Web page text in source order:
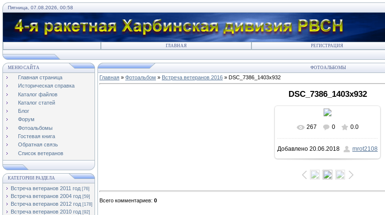
Пятница, 07.08.2026, 00:58
ГЛАВНАЯ РЕГИСТРАЦИЯ
МЕНЮ САЙТА
Главная страница
Историческая справка
Каталог файлов
Каталог статей
Блог
Форум
Фотоальбомы
Гостевая книга
Обратная связь
Список ветеранов
КАТЕГОРИИ РАЗДЕЛА
Встреча ветеранов 2011 год [76]
Встреча ветеранов 2004 год [59]
Встреча ветеранов 2012 год [178]
Встреча ветеранов 2010 год [92]
ФОТОАЛЬБОМЫ
Главная » Фотоальбом » Встреча ветеранов 2016 » DSC_7386_1403x932
DSC_7386_1403x932
В реальном размере
1403x932/ 192.6Kb
267 0 0.0
Добавлено 20.06.2018 mrot2108
Всего комментариев: 0